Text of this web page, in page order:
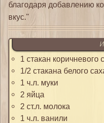
благодаря добавлению
вкус."
1 стакан коричневого
1/2 стакана белого
1 ч.л. муки
2 яйца
2 ст.л. молока
1 ч.л. ванили